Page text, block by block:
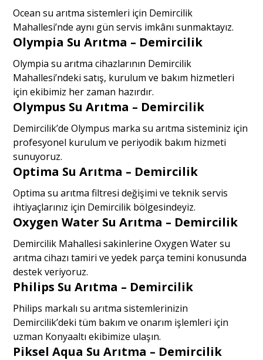
Ocean su arıtma sistemleri için Demircilik
Mahallesi’nde aynı gün servis imkânı sunmaktayız.
Olympia Su Arıtma – Demircilik
Olympia su arıtma cihazlarının Demircilik
Mahallesi’ndeki satış, kurulum ve bakım hizmetleri
için ekibimiz her zaman hazırdır.
Olympus Su Arıtma – Demircilik
Demircilik’de Olympus marka su arıtma sisteminiz için
profesyonel kurulum ve periyodik bakım hizmeti
sunuyoruz.
Optima Su Arıtma – Demircilik
Optima su arıtma filtresi değişimi ve teknik servis
ihtiyaçlarınız için Demircilik bölgesindeyiz.
Oxygen Water Su Arıtma – Demircilik
Demircilik Mahallesi sakinlerine Oxygen Water su
arıtma cihazı tamiri ve yedek parça temini konusunda
destek veriyoruz.
Philips Su Arıtma – Demircilik
Philips markalı su arıtma sistemlerinizin
Demircilik’deki tüm bakım ve onarım işlemleri için
uzman Konyaaltı ekibimize ulaşın.
Piksel Aqua Su Arıtma – Demircilik